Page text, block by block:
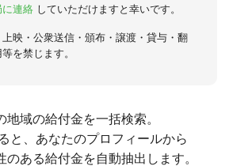
に連絡 していただけますと幸いです。
上映・公衆送信・頒布・譲渡・貸与・翻
を禁じます。
地域の給付金を一括検索。
と、あなたのプロフィールから
のある給付金を自動抽出します。